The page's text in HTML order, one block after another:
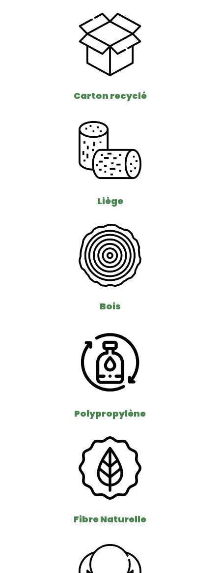
Carton recyclé
Liège
Bois
Polypropylène
Fibre Naturelle